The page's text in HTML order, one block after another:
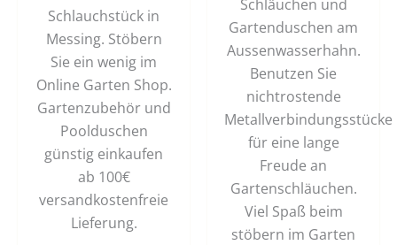
Schlauchstück in
Messing. Stöbern
Sie ein wenig im
Online Garten Shop.
Gartenzubehör und
Poolduschen
günstig einkaufen
ab 100€
versandkostenfreie
Lieferung.
Schläuchen und
Gartenduschen am
Aussenwasserhahn.
Benutzen Sie
nichtrostende
Metallverbindungsstücke
für eine lange
Freude an
Gartenschläuchen.
Viel Spaß beim
stöbern im Garten